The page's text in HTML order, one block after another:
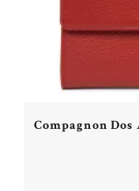
Compagnon Dos